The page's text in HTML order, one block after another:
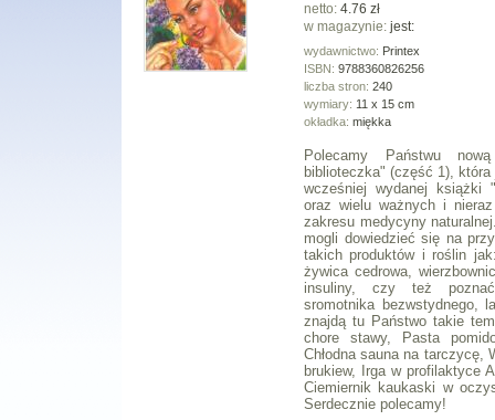
netto: 4.76 zł
w magazynie: jest:
wydawnictwo: Printex
ISBN: 9788360826256
liczba stron: 240
wymiary: 11 x 15 cm
okładka: miękka
Polecamy Państwu
biblioteczka" (część 1),
wcześniej wydanej książki
oraz wielu ważnych i
zakresu medycyny
mogli dowiedzieć się na
takich produktów i roślin
żywica cedrowa,
insuliny, czy też poznać
sromotnika bezwstydnego,
znajdą tu Państwo takie
chore stawy, Pasta
Chłodna sauna na tarczycę,
brukiew, Irga w profilaktyce
Ciemiernik kaukaski w
Serdecznie polecamy!